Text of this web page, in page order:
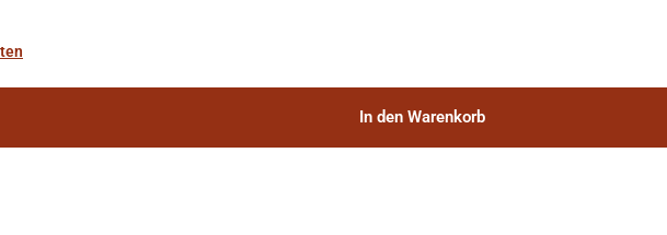
In den Warenkorb